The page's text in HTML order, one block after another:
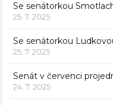
Se senátorkou
25. 7. 2025
Se senátorkou
25. 7. 2025
Senát v červenci
24. 7. 2025